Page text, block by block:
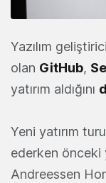
Yazılım
olan GitHub,
yatırım aldığını
Yeni yatırım
ederken önceki
Andreessen